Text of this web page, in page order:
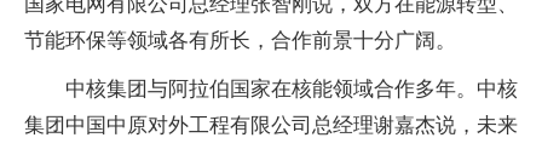
节能环保等领域各有所长，合作前景十分广阔。
中核集团与阿拉伯国家在核能领域合作多年。中核
集团中国中原对外工程有限公司总经理谢嘉杰说，未来